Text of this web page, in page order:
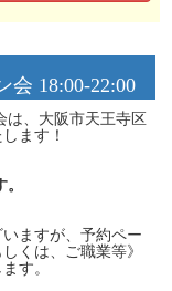
会 18:00-22:00
は、大阪市天王寺区
ます！
ますが、予約ペー
くは、ご職業等》
す。